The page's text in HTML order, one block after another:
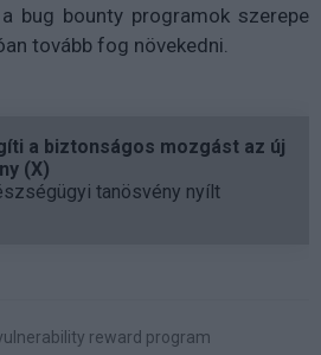
bug bounty programok szerepe
tovább fog növekedni.
a biztonságos mozgást az új
(X)
tanösvény nyílt
reward program